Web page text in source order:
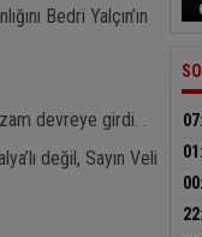
Bedri Yalçın’ın
devreye girdi. .
değil, Sayın Veli